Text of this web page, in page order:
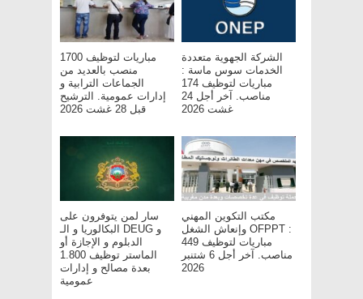
مباريات لتوظيف 1700
منصب بالعديد من
الجماعات الترابية و
إدارات عمومية. الترشيح
قبل 28 غشت 2026
الشركة الجهوية متعددة
الخدمات سوس ماسة :
مباريات لتوظيف 174
مناصب. آخر أجل 24
غشت 2026
سار لمن يتوفرون على
البكالوريا و الـ DEUG و
الدبلوم و الإجازة أو
الماستر توظيف 1.800
بعدة مصالح و إدارات
عمومية
مكتب التكوين المهني
وإنعاش الشغل OFPPT :
مباريات لتوظيف 449
مناصب. آخر أجل 6 شتنبر
2026